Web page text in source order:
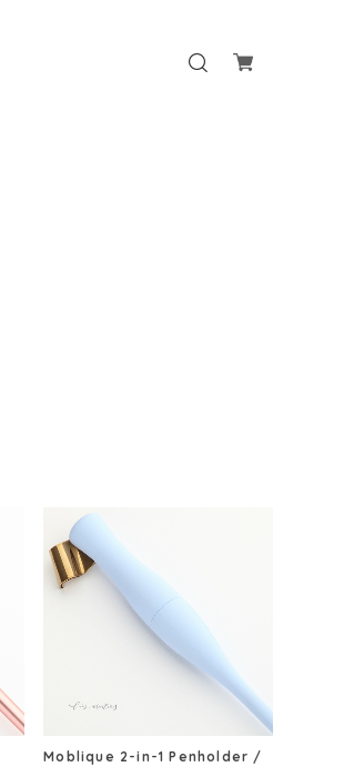
Moblique 2-in-1 Penholder /